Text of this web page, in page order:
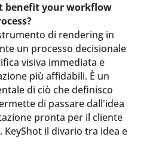
benefit your workflow
di rendering in
un processo decisionale
visiva immediata e
più affidabili. È un
di ciò che definisco
di passare dall'idea
pronta per il cliente
KeyShot il divario tra idea e